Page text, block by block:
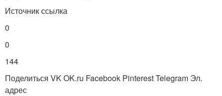
Источник ссылка
0
0
144
Поделиться VK OK.ru Facebook Pinterest Telegram Эл.
адрес